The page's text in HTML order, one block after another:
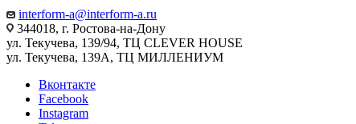
interform-a@interform-a.ru
344018, г. Ростова-на-Дону
ул. Текучева, 139/94, ТЦ CLEVER HOUSE
ул. Текучева, 139А, ТЦ МИЛЛЕНИУМ
Вконтакте
Facebook
Instagram